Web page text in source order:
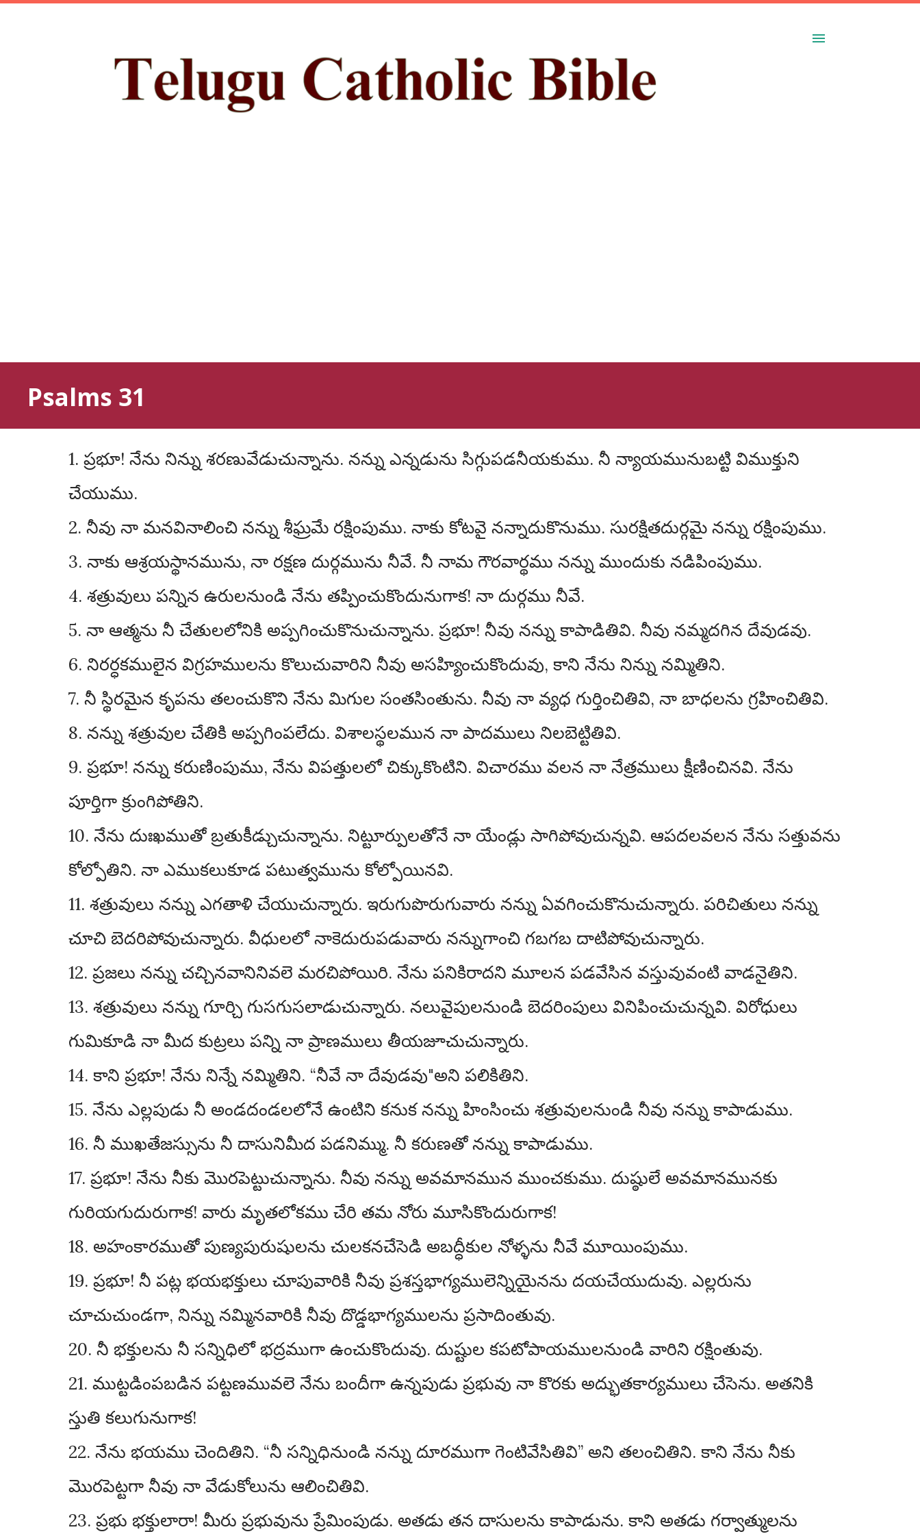
Psalms 31
1. ప్రభూ! నేను నిన్ను శరణువేడుచున్నాను. నన్ను ఎన్నడును సిగ్గుపడనీయకుము. నీ న్యాయమునుబట్టి విముక్తుని
చేయుము.
2. నీవు నా మనవినాలించి నన్ను శీఘ్రమే రక్షింపుము. నాకు కోటవై నన్నాదుకొనుము. సురక్షితదుర్గమై నన్ను రక్షింపుము.
3. నాకు ఆశ్రయస్థానమును, నా రక్షణ దుర్గమును నీవే. నీ నామ గౌరవార్థము నన్ను ముందుకు నడిపింపుము.
4. శత్రువులు పన్నిన ఉరులనుండి నేను తప్పించుకొందునుగాక! నా దుర్గము నీవే.
5. నా ఆత్మను నీ చేతులలోనికి అప్పగించుకొనుచున్నాను. ప్రభూ! నీవు నన్ను కాపాడితివి. నీవు నమ్మదగిన దేవుడవు.
6. నిరర్ధకములైన విగ్రహములను కొలుచువారిని నీవు అసహ్యించుకొందువు, కాని నేను నిన్ను నమ్మితిని.
7. నీ స్థిరమైన కృపను తలంచుకొని నేను మిగుల సంతసింతును. నీవు నా వ్యధ గుర్తించితివి, నా బాధలను గ్రహించితివి.
8. నన్ను శత్రువుల చేతికి అప్పగింపలేదు. విశాలస్థలమున నా పాదములు నిలబెట్టితివి.
9. ప్రభూ! నన్ను కరుణింపుము, నేను విపత్తులలో చిక్కుకొంటిని. విచారము వలన నా నేత్రములు క్షీణించినవి. నేను
పూర్తిగా క్రుంగిపోతిని.
10. నేను దుఃఖముతో బ్రతుకీడ్చుచున్నాను. నిట్టూర్పులతోనే నా యేండ్లు సాగిపోవుచున్నవి. ఆపదలవలన నేను సత్తువను
కోల్పోతిని. నా ఎముకలుకూడ పటుత్వమును కోల్పోయినవి.
11. శత్రువులు నన్ను ఎగతాళి చేయుచున్నారు. ఇరుగుపొరుగువారు నన్ను ఏవగించుకొనుచున్నారు. పరిచితులు నన్ను
చూచి బెదరిపోవుచున్నారు. వీధులలో నాకెదురుపడువారు నన్నుగాంచి గబగబ దాటిపోవుచున్నారు.
12. ప్రజలు నన్ను చచ్చినవానినివలె మరచిపోయిరి. నేను పనికిరాదని మూలన పడవేసిన వస్తువువంటి వాడనైతిని.
13. శత్రువులు నన్ను గూర్చి గుసగుసలాడుచున్నారు. నలువైపులనుండి బెదరింపులు వినిపించుచున్నవి. విరోధులు
గుమికూడి నా మీద కుట్రలు పన్ని నా ప్రాణములు తీయజూచుచున్నారు.
14. కాని ప్రభూ! నేను నిన్నే నమ్మితిని. “నీవే నా దేవుడవు"అని పలికితిని.
15. నేను ఎల్లపుడు నీ అండదండలలోనే ఉంటిని కనుక నన్ను హింసించు శత్రువులనుండి నీవు నన్ను కాపాడుము.
16. నీ ముఖతేజస్సును నీ దాసునిమీద పడనిమ్ము. నీ కరుణతో నన్ను కాపాడుము.
17. ప్రభూ! నేను నీకు మొరపెట్టుచున్నాను. నీవు నన్ను అవమానమున ముంచకుము. దుష్ఠులే అవమానమునకు
గురియగుదురుగాక! వారు మృతలోకము చేరి తమ నోరు మూసికొందురుగాక!
18. అహంకారముతో పుణ్యపురుషులను చులకనచేసెడి అబద్ధీకుల నోళ్ళను నీవే మూయింపుము.
19. ప్రభూ! నీ పట్ల భయభక్తులు చూపువారికి నీవు ప్రశస్తభాగ్యములెన్నియైనను దయచేయుదువు. ఎల్లరును
చూచుచుండగా, నిన్ను నమ్మినవారికి నీవు దొడ్డభాగ్యములను ప్రసాదింతువు.
20. నీ భక్తులను నీ సన్నిధిలో భద్రముగా ఉంచుకొందువు. దుష్టుల కపటోపాయములనుండి వారిని రక్షింతువు.
21. ముట్టడింపబడిన పట్టణమువలె నేను బందీగా ఉన్నపుడు ప్రభువు నా కొరకు అద్భుతకార్యములు చేసెను. అతనికి
స్తుతి కలుగునుగాక!
22. నేను భయము చెందితిని. “నీ సన్నిధినుండి నన్ను దూరముగా గెంటివేసితివి” అని తలంచితిని. కాని నేను నీకు
మొరపెట్టగా నీవు నా వేడుకోలును ఆలించితివి.
23. ప్రభు భక్తులారా! మీరు ప్రభువును ప్రేమింపుడు. అతడు తన దాసులను కాపాడును. కాని అతడు గర్వాత్ములను